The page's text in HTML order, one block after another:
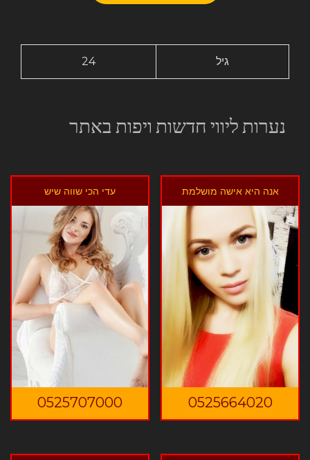
24 גיל
נערות ליווי חדשות ויפות באתר
אנה היא אישה מושלמת
0525664020
עדי הכי שווה שיש
0525707000